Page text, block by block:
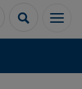
Menu
Connexion